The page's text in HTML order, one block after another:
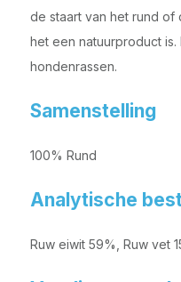
de staart van het rund of
het een natuurproduct
hondenrassen.
Samenstelling
100% Rund
Analytische
Ruw eiwit 59%, Ruw vet